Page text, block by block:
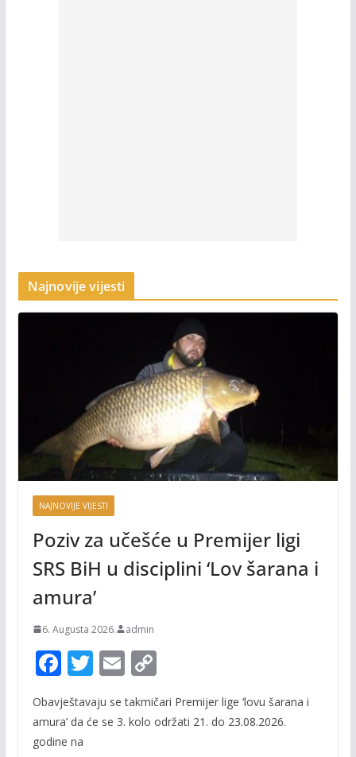
Najnovije vijesti
NAJNOVIJE VIJESTI
Poziv za učešće u Premijer ligi
SRS BiH u disciplini ‘Lov šarana i
amura’
6. Augusta 2026. admin
F
e
b
T
itt
E
ai
C
p
Obavještavaju se takmičari Premijer lige ‘lovu šarana i
amura’ da će se 3. kolo održati 21. do 23.08.2026.
godine na